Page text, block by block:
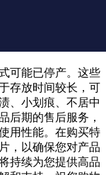
可能已停产。这些
存放时间较长，可
、小划痕、不居中
后期的售后服务，
用性能。在购买特
，以确保您对产品
持续为您提供高品